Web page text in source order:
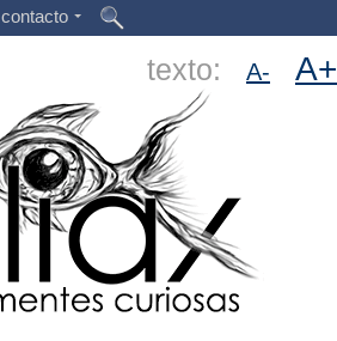
contacto
texto: A- A+